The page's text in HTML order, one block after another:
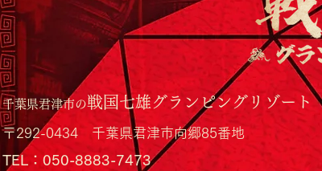
ゴールデンウィーク、少しだ
け日常を離れて。
【メデ
グランピ
壺」が
か』に
千葉県君津市の戦国七雄グランピングリゾート
〒292-0434 千葉県君津市向郷85番地
​TEL：050-8883-7473